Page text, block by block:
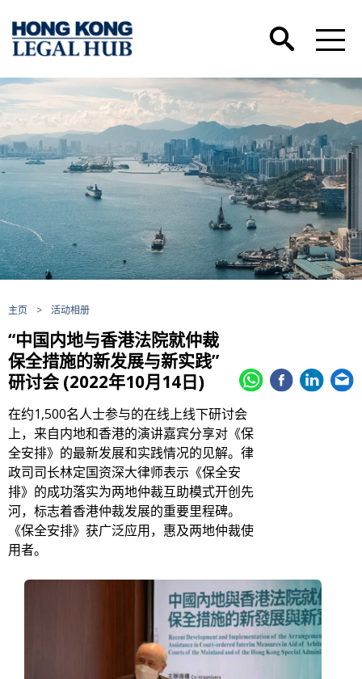
主页 > 活动相册
“中国内地与香港法院就仲裁
保全措施的新发展与新实践”
研讨会 (2022年10月14日)
在约1,500名人士参与的在线上线下研讨会
上，来自内地和香港的演讲嘉宾分享对《保
全安排》的最新发展和实践情况的见解。律
政司司长林定国资深大律师表示《保全安
排》的成功落实为两地仲裁互助模式开创先
河，标志着香港仲裁发展的重要里程碑。
《保全安排》获广泛应用，惠及两地仲裁使
用者。